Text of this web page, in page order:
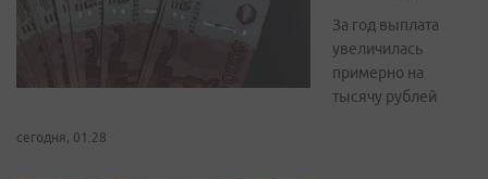
За год выплата
увеличилась
примерно на
тысячу рублей
сегодня, 01:28